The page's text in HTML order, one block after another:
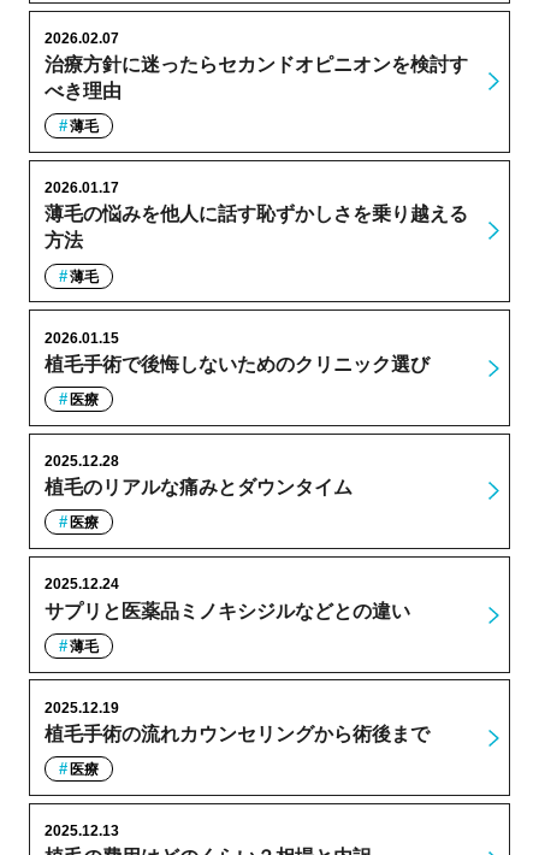
治療方針に迷ったらセカンドオピニオンを検討す
べき理由
2026.02.07
薄毛
薄毛の悩みを他人に話す恥ずかしさを乗り越える
方法
2026.01.17
薄毛
植毛手術で後悔しないためのクリニック選び
2026.01.15
医療
植毛のリアルな痛みとダウンタイム
2025.12.28
医療
サプリと医薬品ミノキシジルなどとの違い
2025.12.24
薄毛
植毛手術の流れカウンセリングから術後まで
2025.12.19
医療
2025.12.13